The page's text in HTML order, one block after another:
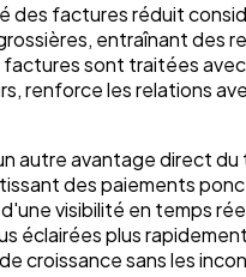
factures réduit
entraînant des
sont traitées
renforce les relations
autre avantage direct
des paiements
visibilité en temps
éclairées plus
croissance sans les